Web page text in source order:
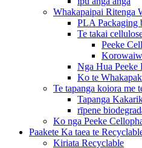
Whakapaipai Ritenga
PLA Packaging
Te takai
Peeke
Nga Hua Peeke
Ko te
Te tapanga koiora me
Tapanga
rīpene
Ko nga Peeke
Paakete Ka taea te
Kiriata Recyclable